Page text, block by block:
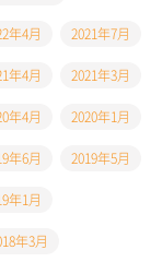
年4月 2021年7月
年4月 2021年3月
年4月 2020年1月
年6月 2019年5月
年1月
年3月